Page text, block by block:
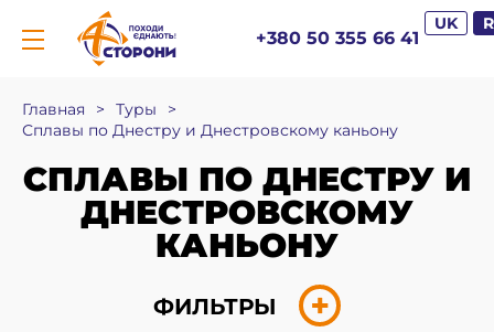
UK
+380 50 355 66 41
Главная > Туры
>
Сплавы по Днестру и Днестровскому каньону
СПЛАВЫ ПО ДНЕСТРУ И
ДНЕСТРОВСКОМУ
КАНЬОНУ
ФИЛЬТРЫ